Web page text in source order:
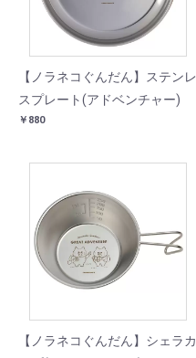
【ノラネコぐんだん】ステンレ
スプレート(アドベンチャー)
￥880
【ノラネコぐんだん】シェラカ